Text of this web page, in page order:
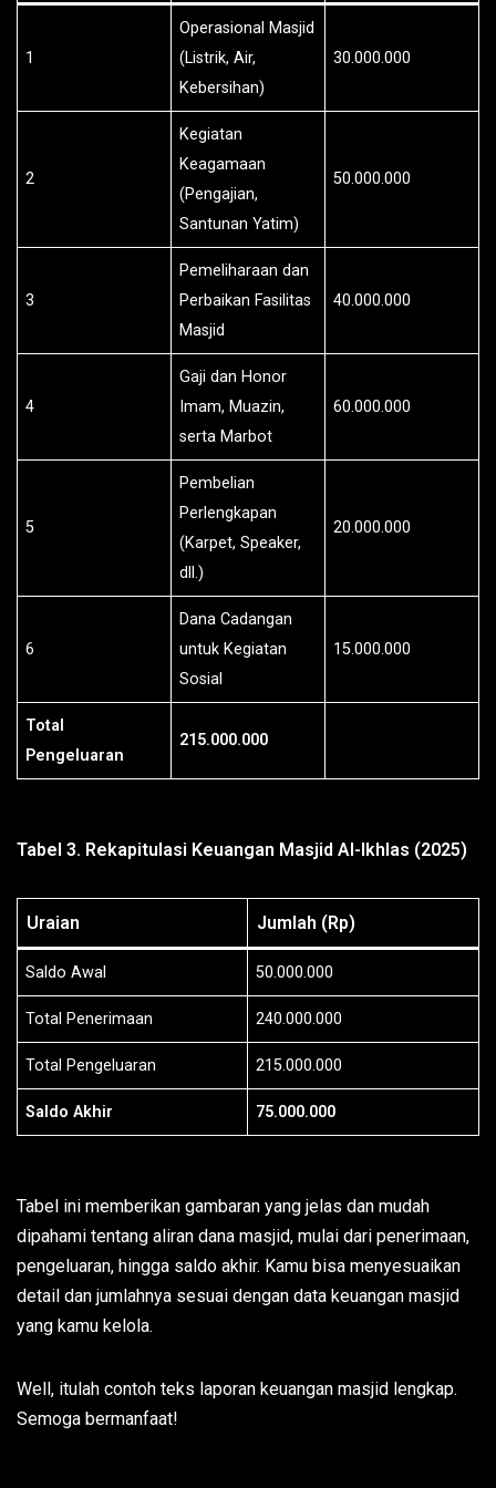
1
Operasional Masjid
(Listrik, Air,
Kebersihan)
30.000.000
2
Kegiatan
Keagamaan
(Pengajian,
Santunan Yatim)
50.000.000
3
Pemeliharaan dan
Perbaikan Fasilitas
Masjid
40.000.000
4
Gaji dan Honor
Imam, Muazin,
serta Marbot
60.000.000
5
Pembelian
Perlengkapan
(Karpet, Speaker,
dll.)
20.000.000
6
Dana Cadangan
untuk Kegiatan
Sosial
15.000.000
Total
Pengeluaran
215.000.000
Tabel 3. Rekapitulasi Keuangan Masjid Al-Ikhlas (2025)
Uraian Jumlah (Rp)
Saldo Awal 50.000.000
Total Penerimaan 240.000.000
Total Pengeluaran 215.000.000
Saldo Akhir 75.000.000
Tabel ini memberikan gambaran yang jelas dan mudah
dipahami tentang aliran dana masjid, mulai dari penerimaan,
pengeluaran, hingga saldo akhir. Kamu bisa menyesuaikan
detail dan jumlahnya sesuai dengan data keuangan masjid
yang kamu kelola.
Well, itulah contoh teks laporan keuangan masjid lengkap.
Semoga bermanfaat!